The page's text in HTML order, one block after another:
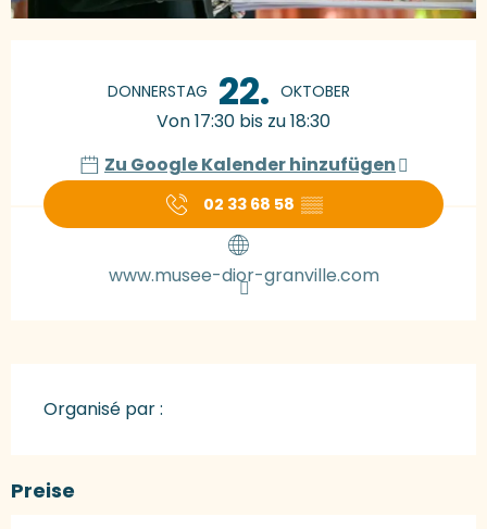
DONNERSTAG 22. OKTOBER
Von 17:30 bis zu 18:30
Zu Google Kalender hinzufügen
02 33 68 58 ▒▒
www.musee-dior-granville.com
Organisé par :
Preise